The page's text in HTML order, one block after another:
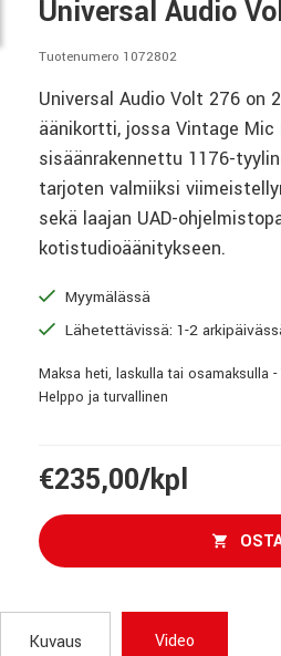
Universal Audio
Tuotenumero 1072802
Universal Audio Volt 276 on
äänikortti, jossa Vintage
sisäänrakennettu 1176-
tarjoten valmiiksi
sekä laajan UAD-
kotistudioäänitykseen.
Myymälässä
Lähetettävissä: 1-2
Maksa heti, laskulla tai osamaksulla
Helppo ja turvallinen
€235,00/kpl
Kuvaus Video